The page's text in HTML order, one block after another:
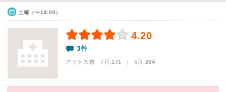
土曜（〜14:00）
4.20
3件
アクセス数 7月:171 | 6月:204